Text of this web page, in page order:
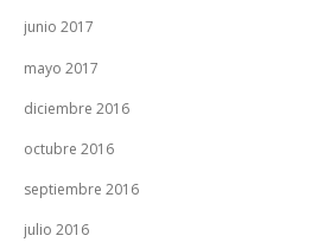
junio 2017
mayo 2017
diciembre 2016
octubre 2016
septiembre 2016
julio 2016